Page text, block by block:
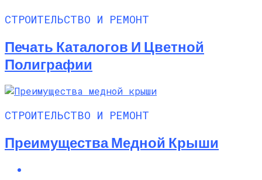
СТРОИТЕЛЬСТВО И РЕМОНТ
Печать Каталогов И Цветной
Полиграфии
СТРОИТЕЛЬСТВО И РЕМОНТ
Преимущества Медной Крыши